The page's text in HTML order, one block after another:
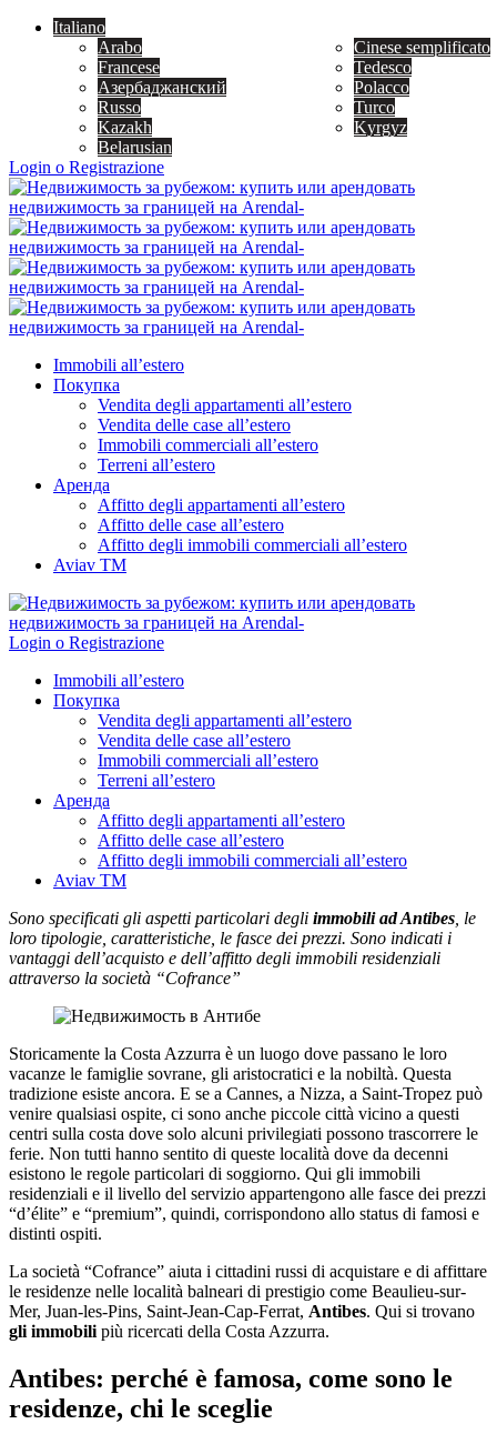
Italiano
Arabo
Cinese semplificato
Francese
Tedesco
Азербаджанский
Polacco
Russo
Turco
Kazakh
Kyrgyz
Belarusian
Login o Registrazione
Immobili all’estero
Покупка
Vendita degli appartamenti all’estero
Vendita delle case all’estero
Immobili commerciali all’estero
Terreni all’estero
Аренда
Affitto degli appartamenti all’estero
Affitto delle case all’estero
Affitto degli immobili commerciali all’estero
Aviav TM
Login o Registrazione
Immobili all’estero
Покупка
Vendita degli appartamenti all’estero
Vendita delle case all’estero
Immobili commerciali all’estero
Terreni all’estero
Аренда
Affitto degli appartamenti all’estero
Affitto delle case all’estero
Affitto degli immobili commerciali all’estero
Aviav TM
Sono specificati gli aspetti particolari degli immobili ad Antibes , le
loro tipologie, caratteristiche, le fasce dei prezzi. Sono indicati i
vantaggi dell’acquisto e dell’affitto degli immobili residenziali
attraverso la società “Cofrance”
Storicamente la Costa Azzurra è un luogo dove passano le loro
vacanze le famiglie sovrane, gli aristocratici e la nobiltà. Questa
tradizione esiste ancora. E se a Cannes, a Nizza, a Saint-Tropez può
venire qualsiasi ospite, ci sono anche piccole città vicino a questi
centri sulla costa dove solo alcuni privilegiati possono trascorrere le
ferie. Non tutti hanno sentito di queste località dove da decenni
esistono le regole particolari di soggiorno. Qui gli immobili
residenziali e il livello del servizio appartengono alle fasce dei prezzi
“d’élite” e “premium”, quindi, corrispondono allo status di famosi e
distinti ospiti.
La società “Cofrance” aiuta i cittadini russi di acquistare e di affittare
le residenze nelle località balneari di prestigio come Beaulieu-sur-
Mer, Juan-les-Pins, Saint-Jean-Cap-Ferrat, Antibes. Qui si trovano
gli immobili più ricercati della Costa Azzurra.
Antibes: perché è famosa, come sono le
residenze, chi le sceglie